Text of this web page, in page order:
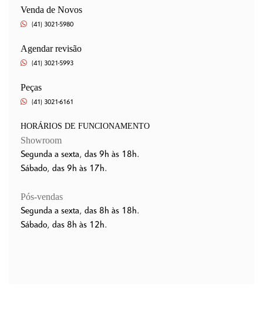
Venda de Novos
(41) 3021-5980
Agendar revisão
(41) 3021-5993
Peças
(41) 3021-6161
HORÁRIOS DE FUNCIONAMENTO
Showroom
Segunda a sexta, das 9h às 18h.
Sábado, das 9h às 17h.
Pós-vendas
Segunda a sexta, das 8h às 18h.
Sábado, das 8h às 12h.